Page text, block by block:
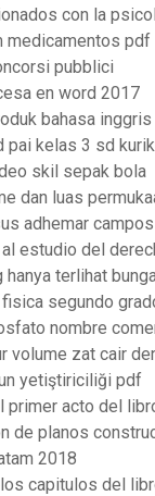
con la
medicamentos pdf
pubblici
en word 2017
bahasa inggris
pai kelas 3 sd
skil sepak bola
dan luas
adhemar
estudio del
hanya terlihat
segundo
nombre
volume zat cair
yetiştiriciliği pdf
primer acto del
de planos
2018
capitulos del